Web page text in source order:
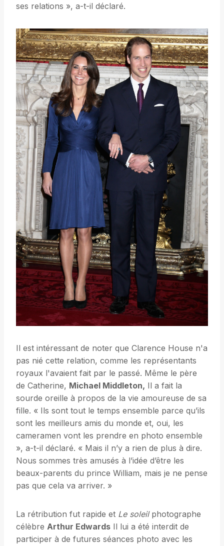
ses relations », a-t-il déclaré.
Il est intéressant de noter que Clarence House n'a
pas nié cette relation, comme les représentants
royaux l'avaient fait par le passé. Même le père
de Catherine, Michael Middleton, Il a fait la
sourde oreille à propos de la vie amoureuse de sa
fille. « Ils sont tout le temps ensemble parce qu’ils
sont les meilleurs amis du monde et, oui, les
cameramen vont les prendre en photo ensemble
», a-t-il déclaré. « Mais il n’y a rien de plus à dire.
Nous sommes très amusés à l’idée d’être les
beaux-parents du prince William, mais je ne pense
pas que cela va arriver. »
La rétribution fut rapide et Le soleilphotographe
célèbre Arthur Edwards Il lui a été interdit de
participer à de futures séances photo avec les